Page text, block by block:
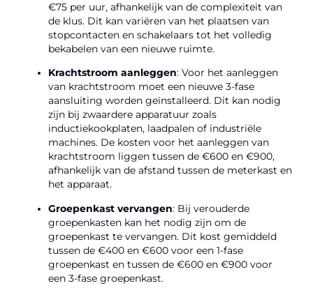
€75 per uur, afhankelijk van de complexiteit van
de klus. Dit kan variëren van het plaatsen van
stopcontacten en schakelaars tot het volledig
bekabelen van een nieuwe ruimte.
Krachtstroom aanleggen: Voor het aanleggen
van krachtstroom moet een nieuwe 3-fase
aansluiting worden geïnstalleerd. Dit kan nodig
zijn bij zwaardere apparatuur zoals
inductiekookplaten, laadpalen of industriële
machines. De kosten voor het aanleggen van
krachtstroom liggen tussen de €600 en €900,
afhankelijk van de afstand tussen de meterkast en
het apparaat.
Groepenkast vervangen: Bij verouderde
groepenkasten kan het nodig zijn om de
groepenkast te vervangen. Dit kost gemiddeld
tussen de €400 en €600 voor een 1-fase
groepenkast en tussen de €600 en €900 voor
een 3-fase groepenkast.